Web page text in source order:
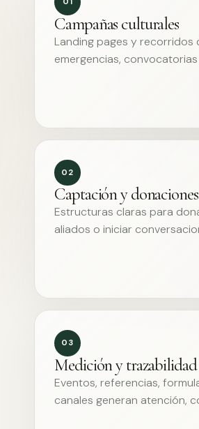
Campañas culturales
Landing pages y recorridos
emergencias,
02
Captación y donaciones
Estructuras claras para
aliados o iniciar
03
Medición y trazabilidad
Eventos, referencias,
canales generan atención,